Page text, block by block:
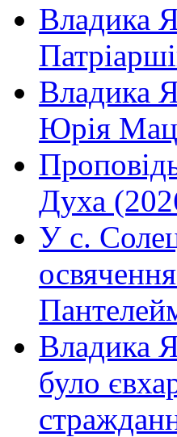
Владика
Владика
Юрія
Духа
У с.
Владика
було